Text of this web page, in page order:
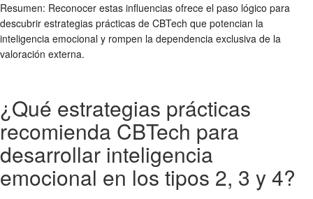
Resumen: Reconocer estas influencias ofrece el paso lógico para
descubrir estrategias prácticas de CBTech que potencian la
inteligencia emocional y rompen la dependencia exclusiva de la
valoración externa.
¿Qué estrategias prácticas
recomienda CBTech para
desarrollar inteligencia
emocional en los tipos 2, 3 y 4?